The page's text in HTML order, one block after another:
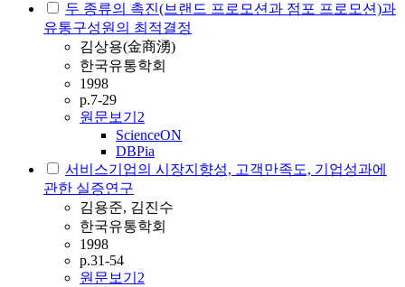
두 종류의 촉진(브랜드 프로모션과 점포 프로모션)과
유통구성원의 최적결정
김상용(金商湧)
한국유통학회
1998
p.7-29
원문보기 2
ScienceON
DBPia
서비스기업의 시장지향성, 고객만족도, 기업성과에
관한 실증연구
김용준, 김진수
한국유통학회
1998
p.31-54
원문보기 2